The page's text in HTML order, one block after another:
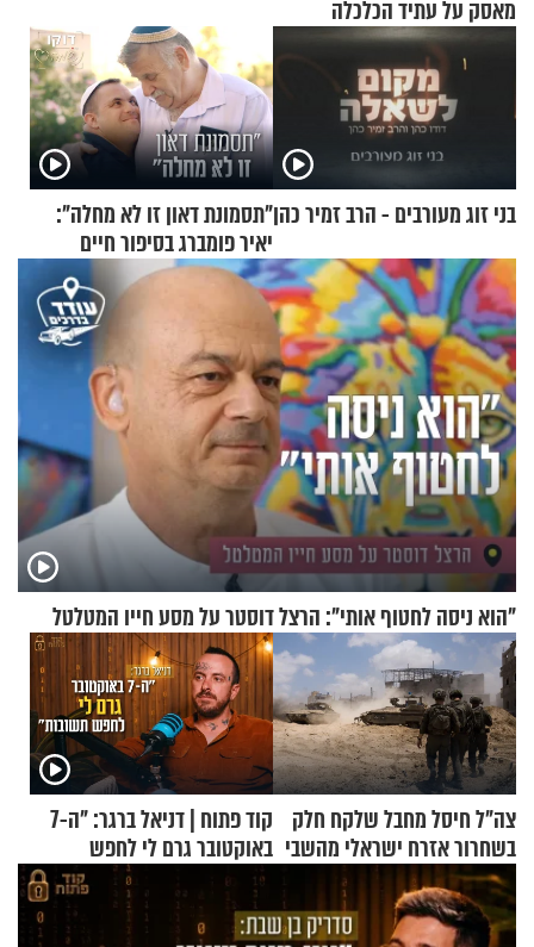
מאסק על עתיד הכלכלה
בני זוג מעורבים - הרב זמיר כהן"תסמונת דאון זו לא מחלה":
יאיר פומברג בסיפור חיים
מעורר השראה
"הוא ניסה לחטוף אותי": הרצל דוסטר על מסע חייו המטלטל
צה"ל חיסל מחבל שלקח חלק
בשחרור אזרח ישראלי מהשבי
קוד פתוח | דניאל ברגר: "ה-7
באוקטובר גרם לי לחפש
תשובות"